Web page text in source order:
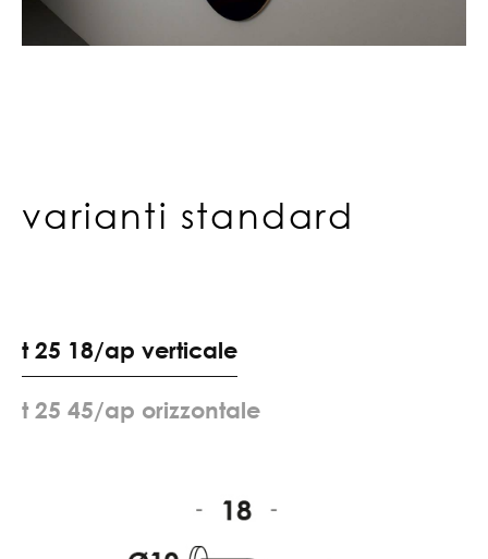
varianti standard
t 25 18/ap verticale
t 25 45/ap orizzontale